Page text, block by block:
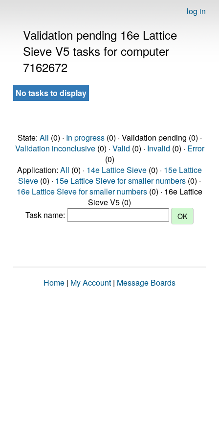
log in
Validation pending 16e Lattice
Sieve V5 tasks for computer
7162672
No tasks to display
State: All (0) · In progress(0) · Validation pending (0) ·
Validation inconclusive(0) · Valid (0) · Invalid (0) · Error
(0)
Application: All (0) · 14e Lattice Sieve (0) · 15e Lattice
Sieve (0) · 15e Lattice Sieve for smaller numbers (0) ·
16e Lattice Sieve for smaller numbers (0) · 16e Lattice
Sieve V5 (0)
Task name:
Home | My Account | Message Boards